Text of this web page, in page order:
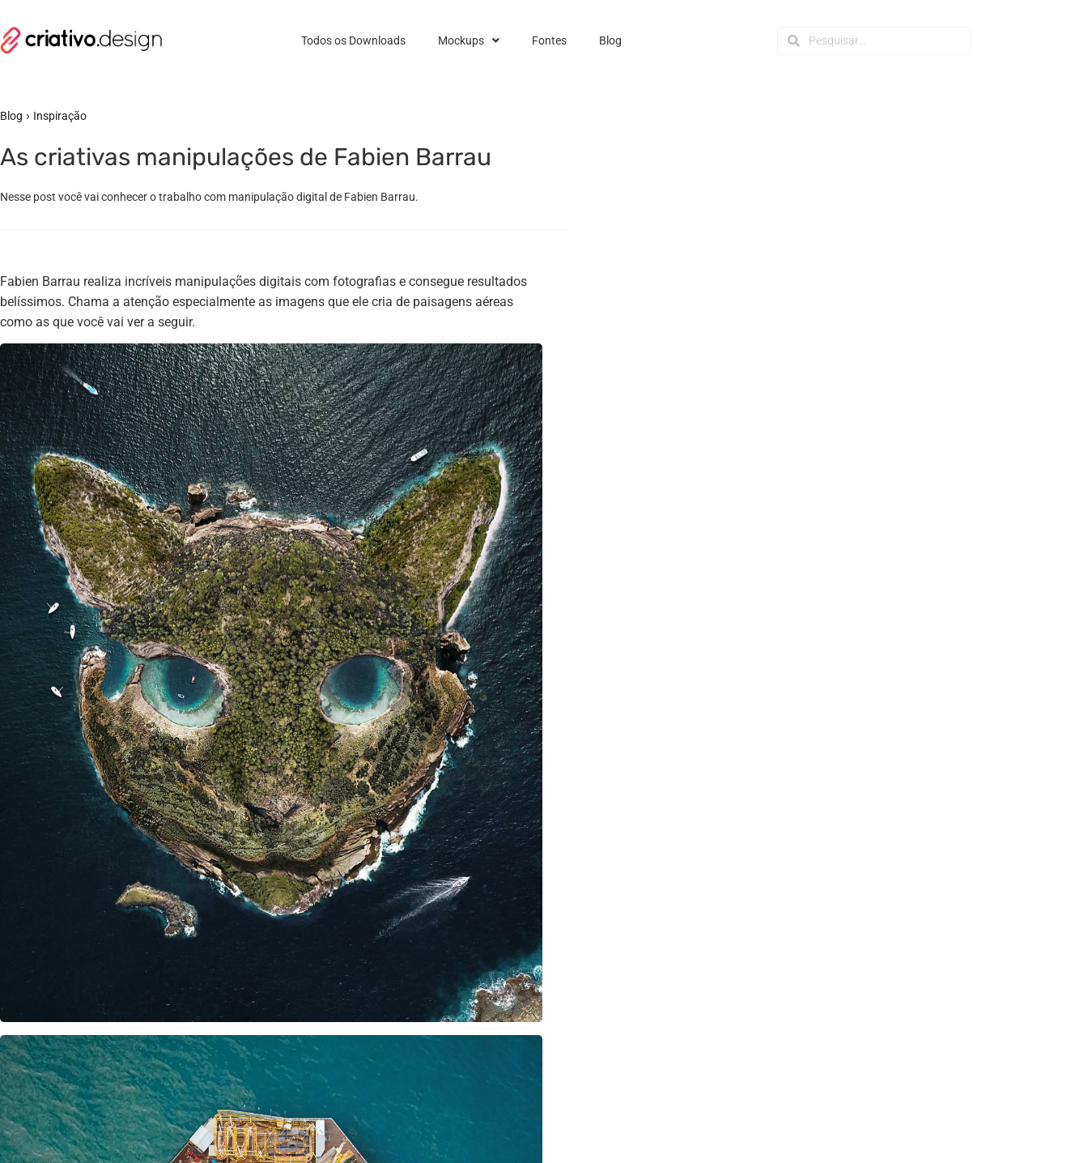
Todos os Downloads Mockups Fontes Blog
Blog › Inspiração
As criativas manipulações de Fabien Barrau
Nesse post você vai conhecer o trabalho com manipulação digital de Fabien Barrau.
Fabien Barrau realiza incríveis manipulações digitais com fotografias e consegue resultados
belíssimos. Chama a atenção especialmente as imagens que ele cria de paisagens aéreas
como as que você vai ver a seguir.